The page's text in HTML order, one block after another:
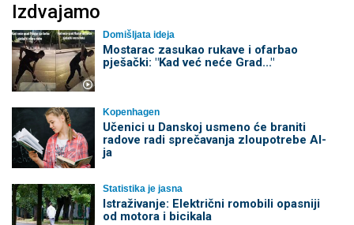
Izdvajamo
Domišljata ideja
Mostarac zasukao rukave i ofarbao
pješački: "Kad već neće Grad..."
Kopenhagen
Učenici u Danskoj usmeno će braniti
radove radi sprečavanja zloupotrebe AI-
ja
Statistika je jasna
Istraživanje: Električni romobili opasniji
od motora i bicikala